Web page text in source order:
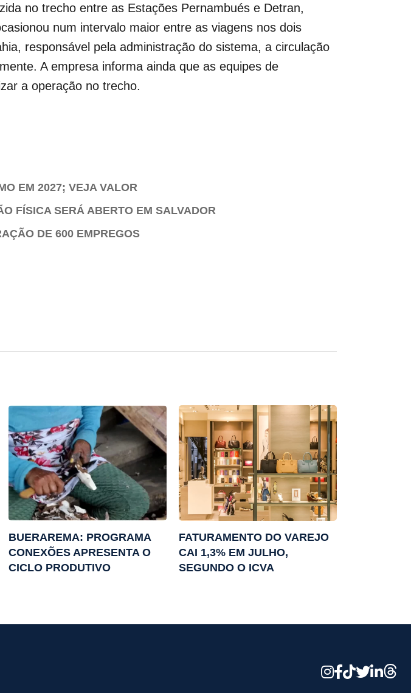
no trecho entre as Estações Pernambués e Detran,
num intervalo maior entre as viagens nos dois
responsável pela administração do sistema, a circulação
A empresa informa ainda que as equipes de
a operação no trecho.
EM 2027; VEJA VALOR
FÍSICA SERÁ ABERTO EM SALVADOR
DE 600 EMPREGOS
BUERAREMA: PROGRAMA
CONEXÕES APRESENTA O
CICLO PRODUTIVO
FATURAMENTO DO VAREJO
CAI 1,3% EM JULHO,
SEGUNDO O ICVA